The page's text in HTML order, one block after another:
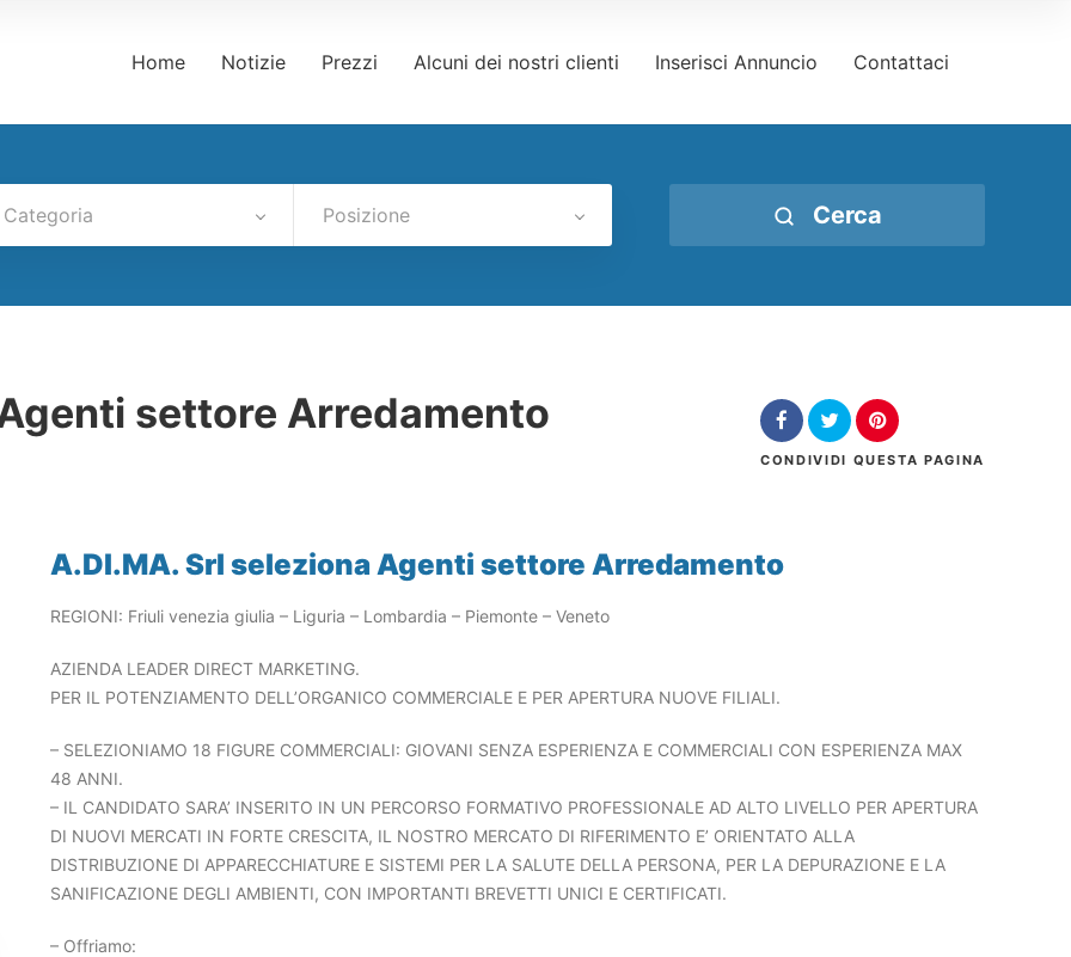
Home Notizie Prezzi Alcuni dei nostri clienti Inserisci Annuncio Contattaci
Categoria Posizione Cerca
settore Arredamento
CONDIVIDI QUESTA PAGINA
A.DI.MA. Srl seleziona Agenti settore Arredamento
REGIONI: Friuli venezia giulia – Liguria – Lombardia – Piemonte – Veneto
AZIENDA LEADER DIRECT MARKETING.
PER IL POTENZIAMENTO DELL’ORGANICO COMMERCIALE E PER APERTURA NUOVE FILIALI.
– SELEZIONIAMO 18 FIGURE COMMERCIALI: GIOVANI SENZA ESPERIENZA E COMMERCIALI CON ESPERIENZA MAX
48 ANNI.
– IL CANDIDATO SARA’ INSERITO IN UN PERCORSO FORMATIVO PROFESSIONALE AD ALTO LIVELLO PER APERTURA
DI NUOVI MERCATI IN FORTE CRESCITA, IL NOSTRO MERCATO DI RIFERIMENTO E’ ORIENTATO ALLA
DISTRIBUZIONE DI APPARECCHIATURE E SISTEMI PER LA SALUTE DELLA PERSONA, PER LA DEPURAZIONE E LA
SANIFICAZIONE DEGLI AMBIENTI, CON IMPORTANTI BREVETTI UNICI E CERTIFICATI.
– Offriamo: